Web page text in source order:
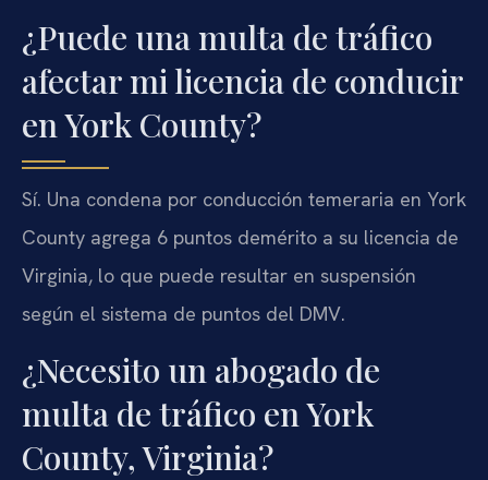
¿Puede una multa de tráfico
afectar mi licencia de conducir
en York County?
Sí. Una condena por conducción temeraria en York
County agrega 6 puntos demérito a su licencia de
Virginia, lo que puede resultar en suspensión
según el sistema de puntos del DMV.
¿Necesito un abogado de
multa de tráfico en York
County, Virginia?